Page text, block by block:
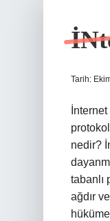
Tarih:
nedir?
tabanlı
ağdır